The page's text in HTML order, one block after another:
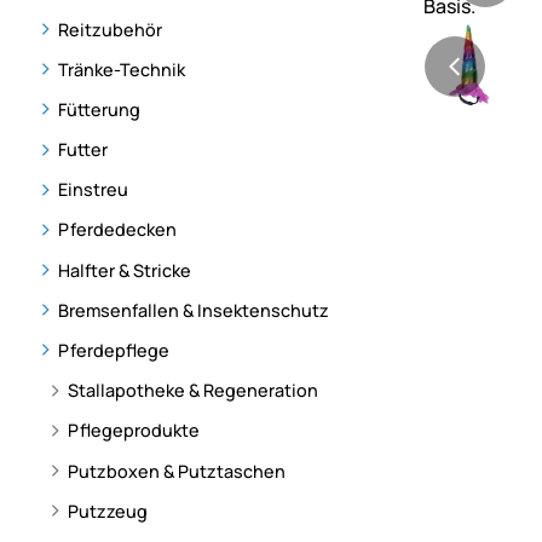
Reitzubehör
Tränke-Technik
Fütterung
Futter
Einstreu
Pferdedecken
Halfter & Stricke
Bremsenfallen & Insektenschutz
Pferdepflege
Stallapotheke & Regeneration
Pflegeprodukte
Putzboxen & Putztaschen
Putzzeug